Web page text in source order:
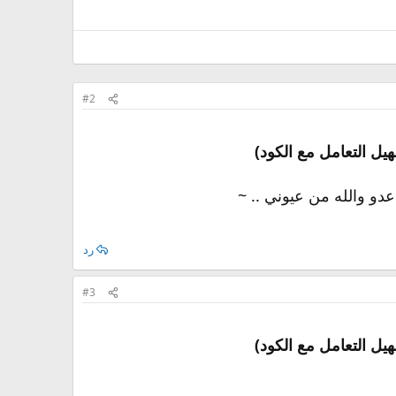
#2
التعامل مع الكود)
والله من عيوني .. ~
رد
#3
التعامل مع الكود)